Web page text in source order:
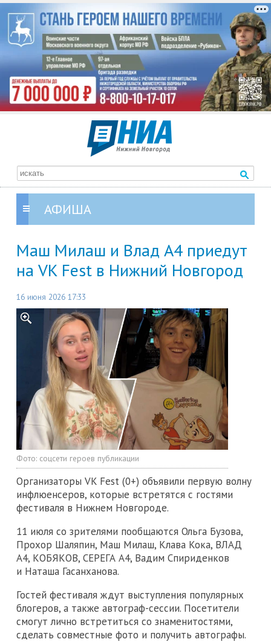
АФИША
Маш Милаш и Влад А4 приедут
на VK Fest в Нижний Новгород
16 июня 2026 17:33
Фото: соцсети героев публикации
Организаторы VK Fest (0+) объявили первую волну
инфлюенсеров, которые встретятся с гостями
фестиваля в Нижнем Новгороде.
11 июля со зрителями пообщаются Ольга Бузова,
Прохор Шаляпин, Маш Милаш, Клава Кока, ВЛАД
А4, КОБЯКОВ, СЕРЕГА А4, Вадим Спириденков
и Наташа Гасанханова.
Гостей фестиваля ждут выступления популярных
блогеров, а также автограф-сессии. Посетители
смогут лично встретиться со знаменитостями,
сделать совместные фото и получить автографы.